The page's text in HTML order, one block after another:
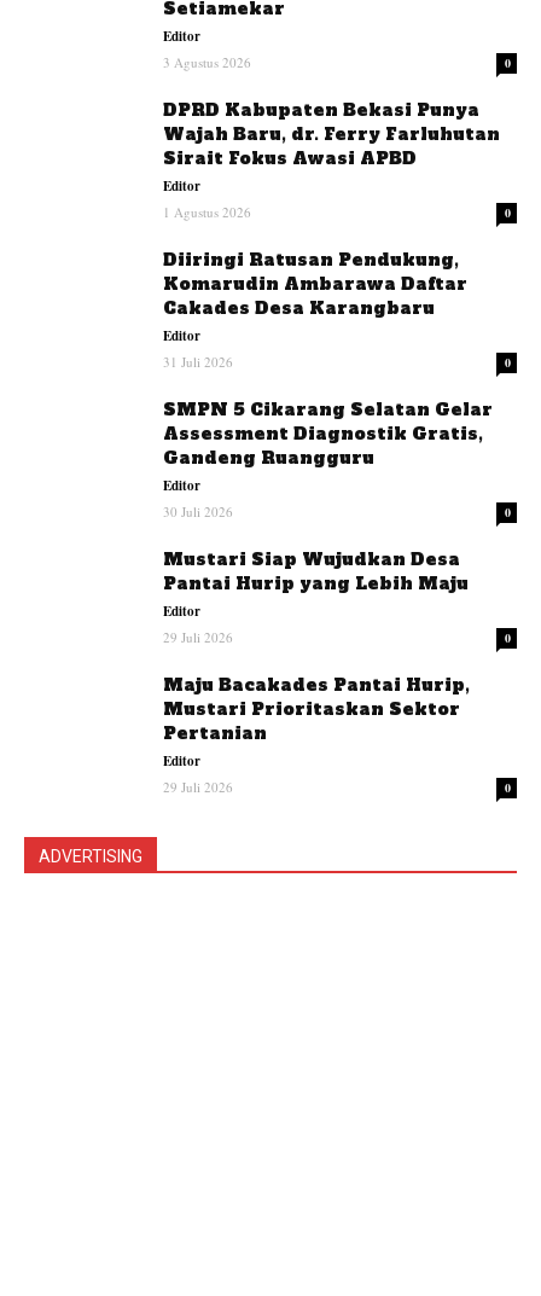
Setiamekar
Editor
3 Agustus 2026 0
DPRD Kabupaten Bekasi Punya
Wajah Baru, dr. Ferry Farluhutan
Sirait Fokus Awasi APBD
Editor
1 Agustus 2026 0
Diiringi Ratusan Pendukung,
Komarudin Ambarawa Daftar
Cakades Desa Karangbaru
Editor
31 Juli 2026 0
SMPN 5 Cikarang Selatan Gelar
Assessment Diagnostik Gratis,
Gandeng Ruangguru
Editor
30 Juli 2026 0
Mustari Siap Wujudkan Desa
Pantai Hurip yang Lebih Maju
Editor
29 Juli 2026 0
Maju Bacakades Pantai Hurip,
Mustari Prioritaskan Sektor
Pertanian
Editor
29 Juli 2026 0
ADVERTISING